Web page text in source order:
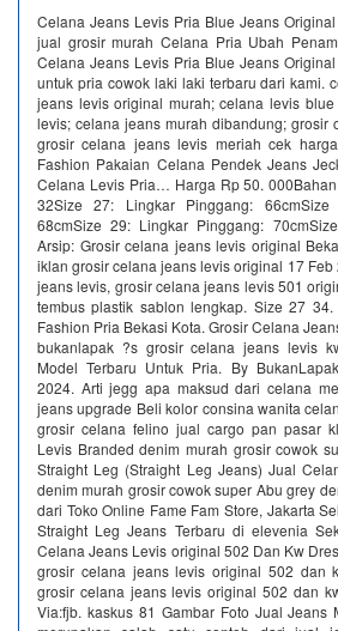
Celana Jeans Levis Pria Blue Jeans
jual grosir murah Celana Pria Ubah
Celana Jeans Levis Pria Blue Jeans
untuk pria cowok laki laki terbaru dari kami.
jeans levis original murah; celana levis
levis; celana jeans murah dibandung; grosir
grosir celana jeans levis meriah cek
Fashion Pakaian Celana Pendek Jeans
Celana Levis Pria… Harga Rp 50.
32Size 27: Lingkar Pinggang:
68cmSize 29: Lingkar Pinggang:
Arsip: Grosir celana jeans levis original
iklan grosir celana jeans levis original 17
jeans levis, grosir celana jeans levis 501
tembus plastik sablon lengkap. Size 27
Fashion Pria Bekasi Kota. Grosir Celana
bukanlapak ?s grosir celana jeans levis
Model Terbaru Untuk Pria. By
2024. Arti jegg apa maksud dari celana
jeans upgrade Beli kolor consina wanita
grosir celana felino jual cargo pan pasar
Levis Branded denim murah grosir cowok
Straight Leg (Straight Leg Jeans) Jual
denim murah grosir cowok super Abu grey
dari Toko Online Fame Fam Store, Jakarta
Straight Leg Jeans Terbaru di elevenia
Celana Jeans Levis original 502 Dan Kw
grosir celana jeans levis original 502 dan
grosir celana jeans levis original 502 dan
Via:fjb. kaskus 81 Gambar Foto Jual Jeans